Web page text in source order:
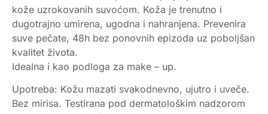
kože uzrokovanih suvoćom. Koža je trenutno i
dugotrajno umirena, ugodna i nahranjena. Prevenira
suve pečate, 48h bez ponovnih epizoda uz poboljšan
kvalitet života.
Idealna i kao podloga za make – up.
Upotreba: Kožu mazati svakodnevno, ujutro i uveče.
Bez mirisa. Testirana pod dermatološkim nadzorom